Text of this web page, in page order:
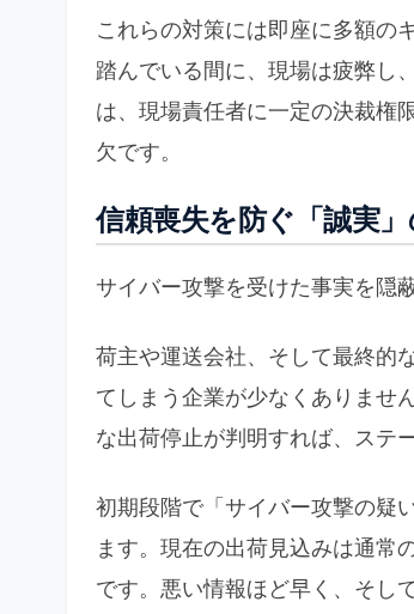
これらの対策には即座に多額の
踏んでいる間に、現場は疲弊し
は、現場責任者に一定の決裁権
欠です。
信頼喪失を防ぐ「誠実
サイバー攻撃を受けた事実を隠
荷主や運送会社、そして最終的
てしまう企業が少なくありませ
な出荷停止が判明すれば、ステ
初期段階で「サイバー攻撃の疑
ます。現在の出荷見込みは通常
です。悪い情報ほど早く、そし